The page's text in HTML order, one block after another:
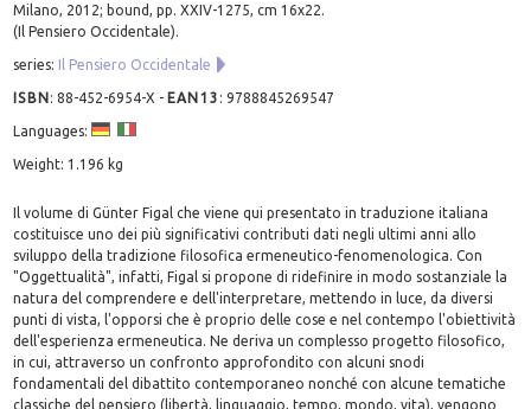
Milano, 2012; bound, pp. XXIV-1275, cm 16x22.
(Il Pensiero Occidentale).
series: Il Pensiero Occidentale
ISBN:88-452-6954-X - EAN13 :9788845269547
Languages:
Weight: 1.196 kg
Il volume di Günter Figal che viene qui presentato in traduzione italiana
costituisce uno dei più significativi contributi dati negli ultimi anni allo
sviluppo della tradizione filosofica ermeneutico-fenomenologica. Con
"Oggettualità", infatti, Figal si propone di ridefinire in modo sostanziale la
natura del comprendere e dell'interpretare, mettendo in luce, da diversi
punti di vista, l'opporsi che è proprio delle cose e nel contempo l'obiettività
dell'esperienza ermeneutica. Ne deriva un complesso progetto filosofico,
in cui, attraverso un confronto approfondito con alcuni snodi
fondamentali del dibattito contemporaneo nonché con alcune tematiche
classiche del pensiero (libertà, linguaggio, tempo, mondo, vita), vengono